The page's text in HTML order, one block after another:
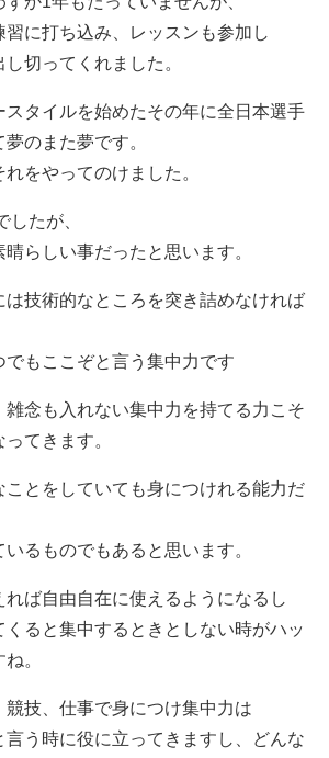
に打ち込み、レッスンも参加し
切ってくれました。
スタイルを始めたその年に全日本選手
のまた夢です。
をやってのけました。
したが、
らしい事だったと思います。
は技術的なところを突き詰めなければ
もここぞと言う集中力です
念も入れない集中力を持てる力こそ
てきます。
ことをしていても身につけれる能力だ
るものでもあると思います。
ば自由自在に使えるようになるし
くると集中するときとしない時がハッ
。
技、仕事で身につけ集中力は
言う時に役に立ってきますし、どんな